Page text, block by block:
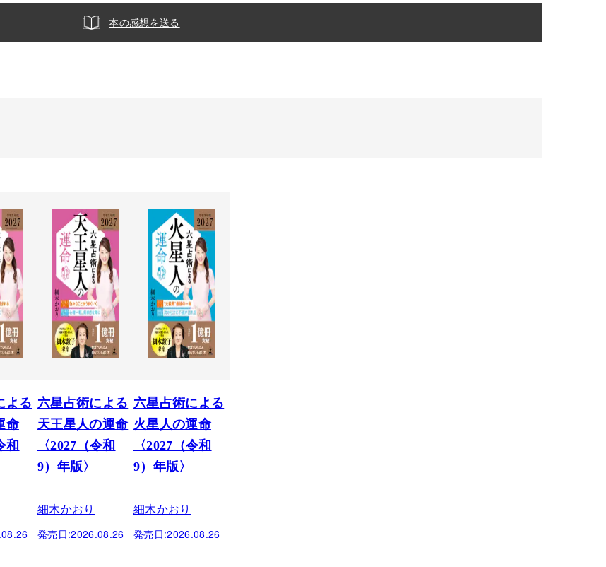
本の感想を送る
よる
命
和
六星占術による
天王星人の運命
〈2027（令和
9）年版〉
細木かおり
発売日:2026.08.26
六星占術による
火星人の運命
〈2027（令和
9）年版〉
細木かおり
発売日:2026.08.26